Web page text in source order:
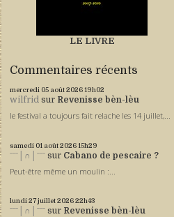
LE LIVRE
Commentaires récents
mercredi 05 août 202619h02
wilfrid sur Revenisse bèn-lèu
le festival a toujours fait relache les 14 juillet,...
samedi 01 août 202615h29
ˉˉˉ│∩│ˉˉˉ sur Cabano de pescaire ?
Peut-être même un moulin :...
lundi 27juillet 202622h43
ˉˉˉ│∩│ˉˉˉ sur Revenisse bèn-lèu